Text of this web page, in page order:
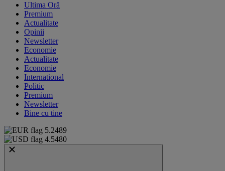
Ultima Oră
Premium
Actualitate
Opinii
Newsletter
Economie
Actualitate
Economie
International
Politic
Premium
Newsletter
Bine cu tine
5.2489
4.5480